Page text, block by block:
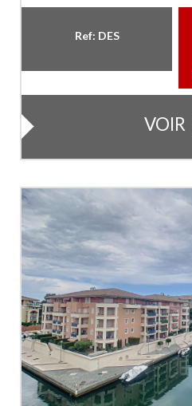
Ref: DES
VOIR